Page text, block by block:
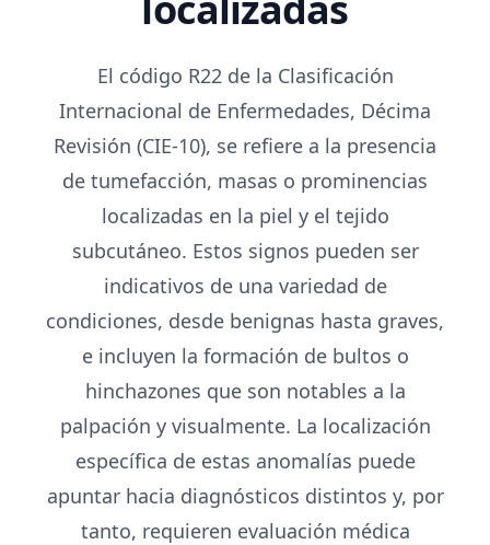
El código R22 de la Clasificación
Internacional de Enfermedades, Décima
Revisión (CIE-10), se refiere a la presencia
de tumefacción, masas o prominencias
localizadas en la piel y el tejido
subcutáneo. Estos signos pueden ser
indicativos de una variedad de
condiciones, desde benignas hasta graves,
e incluyen la formación de bultos o
hinchazones que son notables a la
palpación y visualmente. La localización
específica de estas anomalías puede
apuntar hacia diagnósticos distintos y, por
tanto, requieren evaluación médica